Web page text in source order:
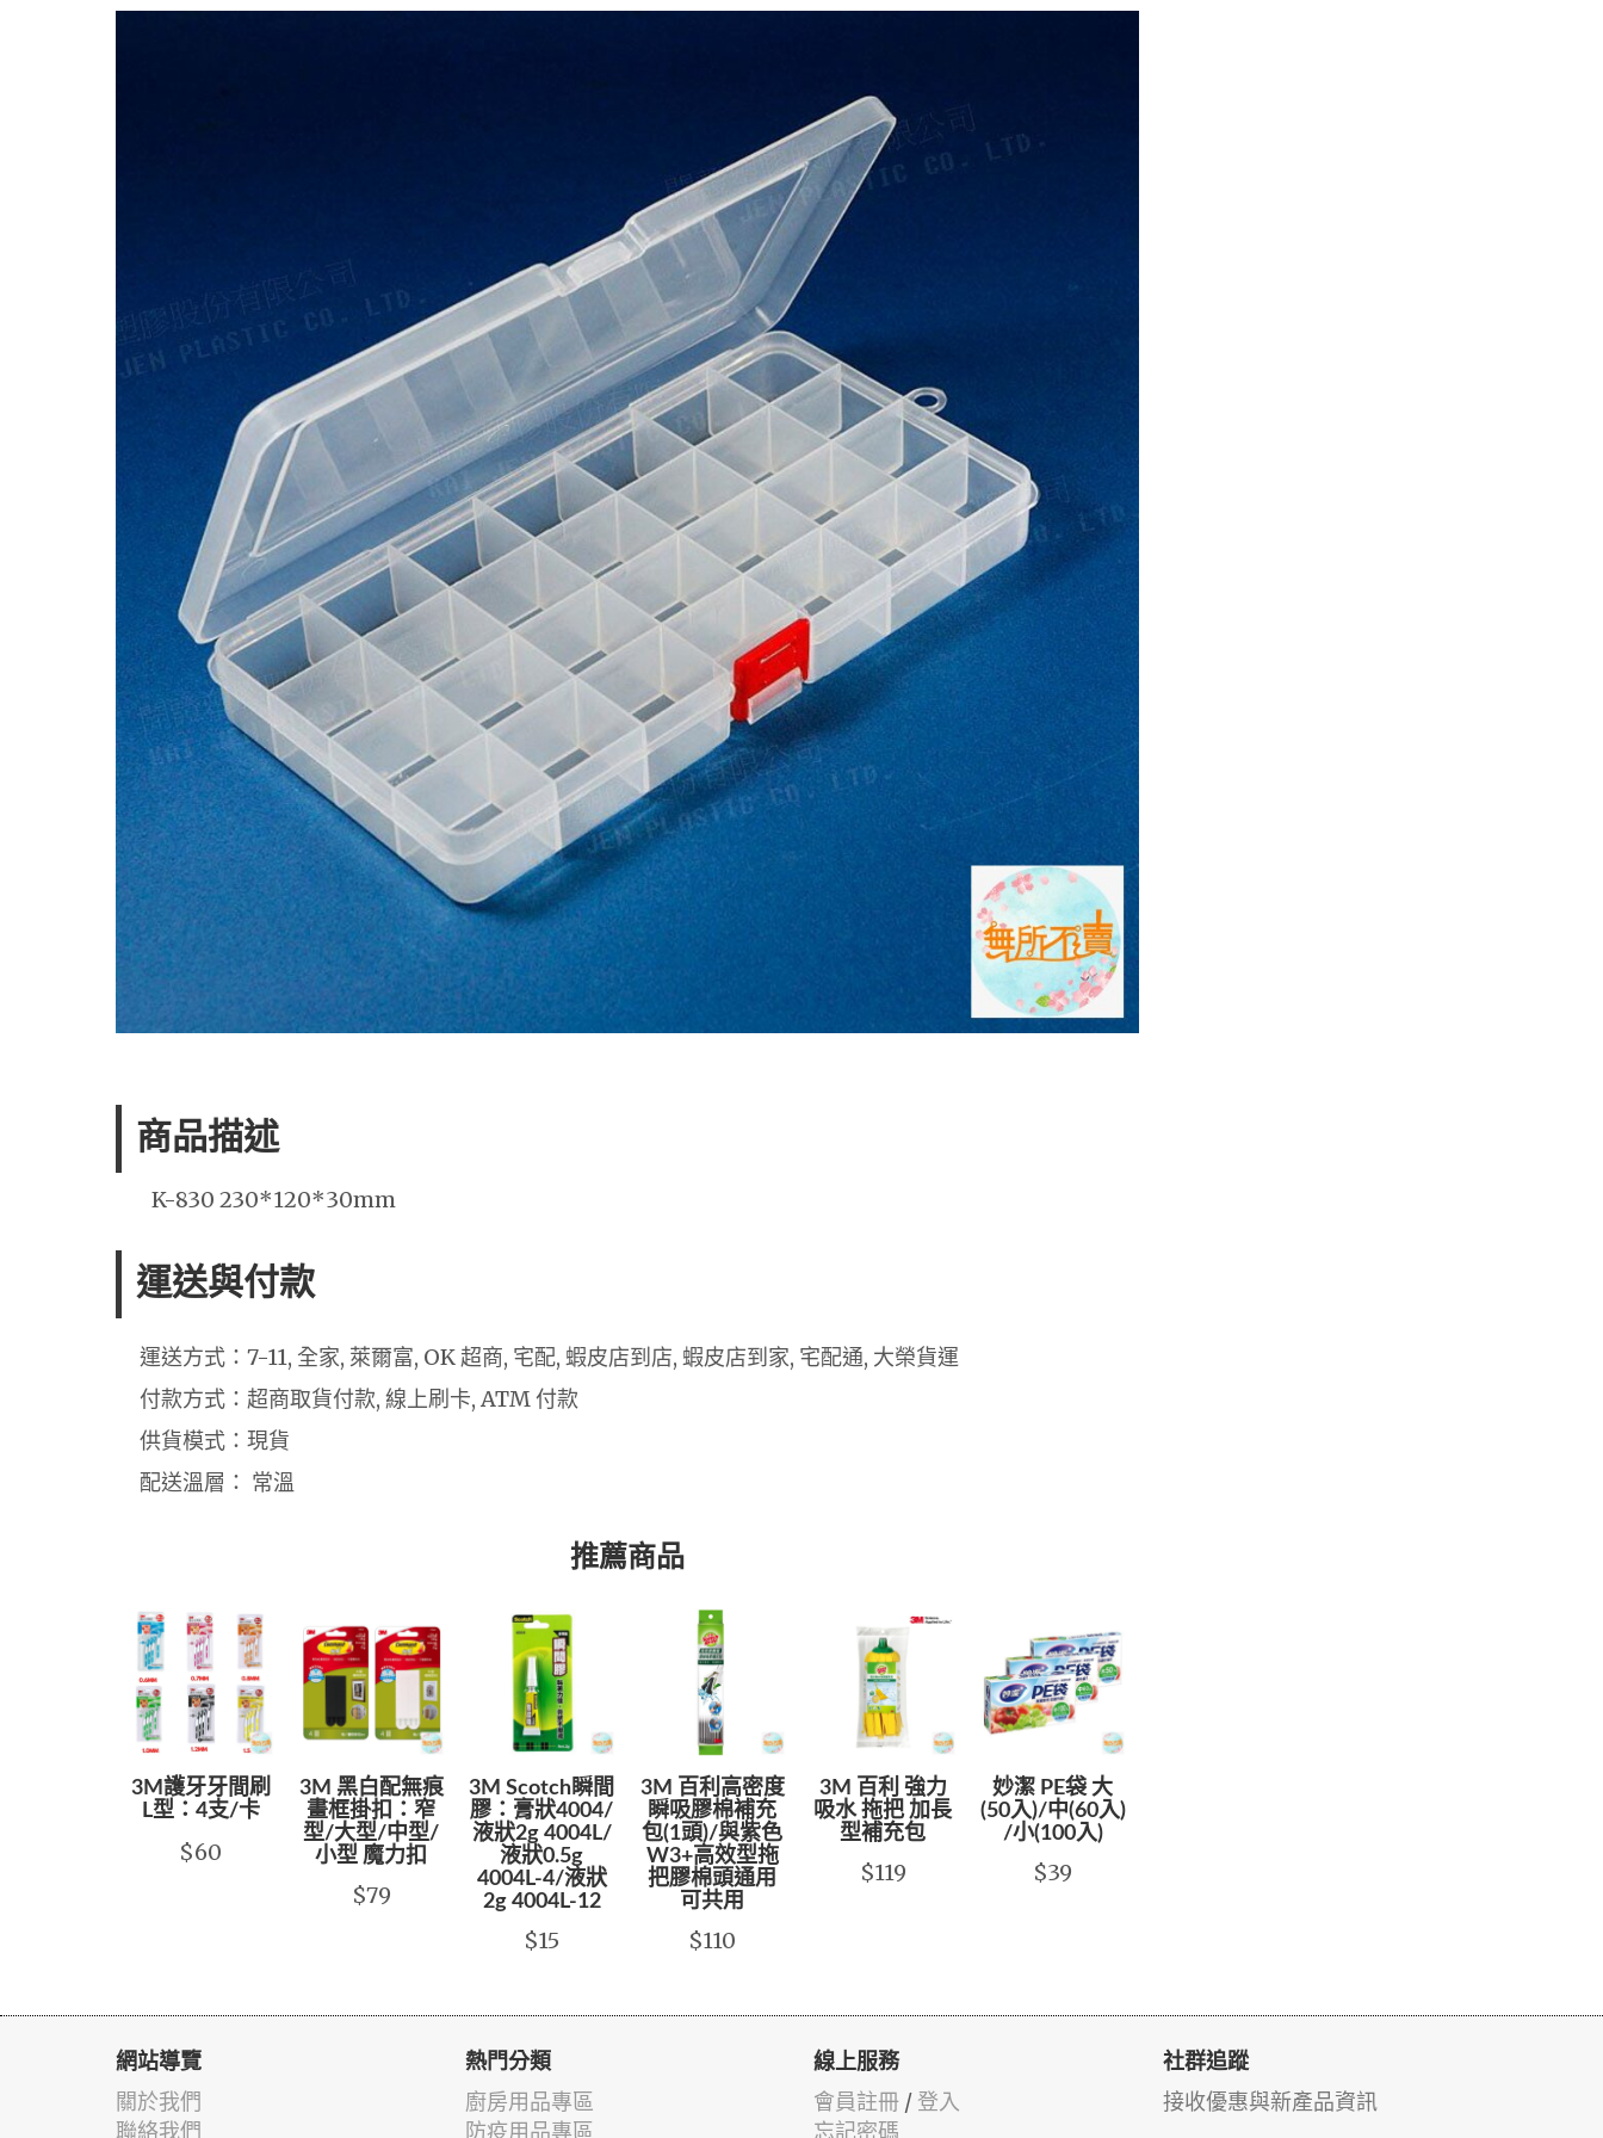
商品描述
K-830 230*120*30mm
運送與付款
運送方式：7-11, 全家, 萊爾富, OK 超商, 宅配, 蝦皮店到店, 蝦皮店到家, 宅配通, 大榮貨運
付款方式：超商取貨付款, 線上刷卡, ATM 付款
供貨模式：現貨
配送溫層： 常溫
推薦商品
3M護牙牙間刷
L型：4支/卡
$60
3M 黑白配無痕
畫框掛扣：窄
型/大型/中型/
小型 魔力扣
$79
3M Scotch瞬間
膠：膏狀4004/
液狀2g 4004L/
液狀0.5g
4004L-4/液狀
2g 4004L-12
$15
3M 百利高密度
瞬吸膠棉補充
包(1頭)/與紫色
W3+高效型拖
把膠棉頭通用
可共用
$110
3M 百利 強力
吸水 拖把 加長
型補充包
$119
妙潔 PE袋 大
(50入)/中(60入)
/小(100入)
$39
網站導覽
關於我們
聯絡我們
熱門分類
廚房用品專區
防疫用品專區
線上服務
會員註冊 / 登入
忘記密碼
社群追蹤
接收優惠與新產品資訊